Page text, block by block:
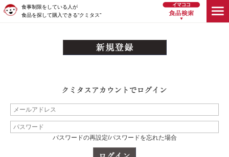
食事制限をしている人が
食品を探して購入できる“クミタス”
パスワードの再設定/パスワードを忘れた場合